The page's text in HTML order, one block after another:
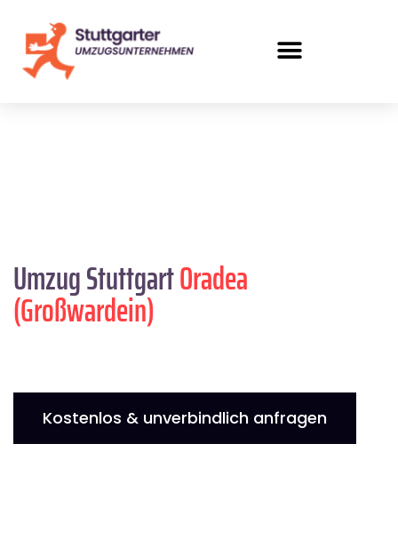
Umzug StuttgartOradea
(Großwardein)
Kostenlos & unverbindlich anfragen